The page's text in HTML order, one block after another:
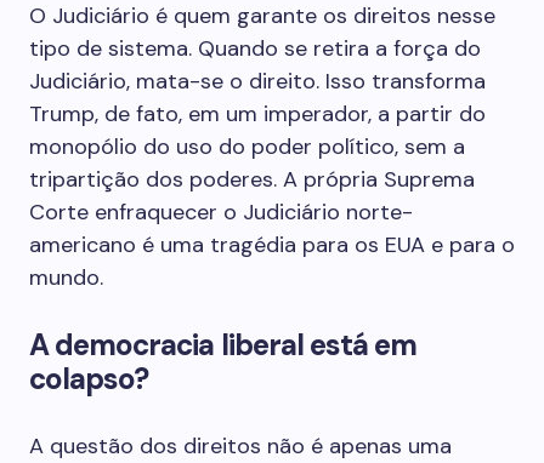
O Judiciário é quem garante os direitos nesse
tipo de sistema. Quando se retira a força do
Judiciário, mata-se o direito. Isso transforma
Trump, de fato, em um imperador, a partir do
monopólio do uso do poder político, sem a
tripartição dos poderes. A própria Suprema
Corte enfraquecer o Judiciário norte-
americano é uma tragédia para os EUA e para o
mundo.
A democracia liberal está em
colapso?
A questão dos direitos não é apenas uma